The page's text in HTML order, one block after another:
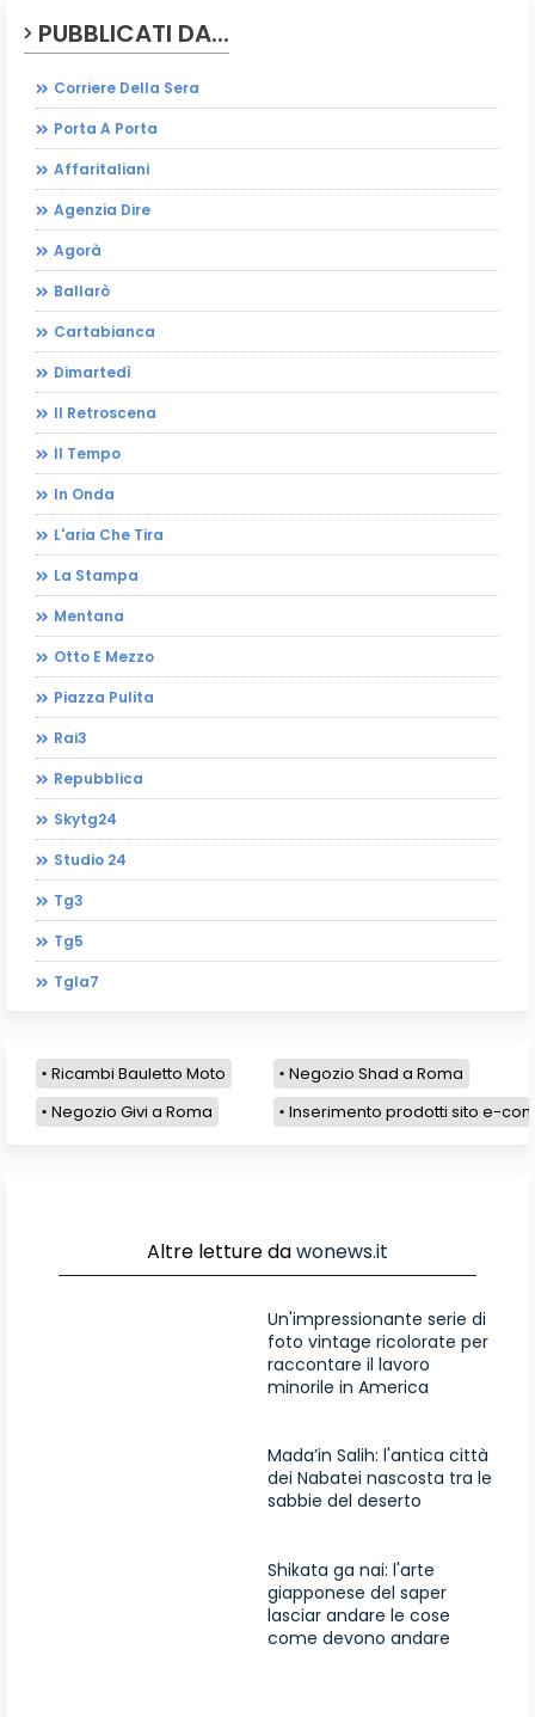
PUBBLICATI DA...
Corriere Della Sera
Porta A Porta
Affaritaliani
Agenzia Dire
Agorà
Ballarò
Cartabianca
Dimartedì
Il Retroscena
Il Tempo
In Onda
L'aria Che Tira
La Stampa
Mentana
Otto E Mezzo
Piazza Pulita
Rai3
Repubblica
Skytg24
Studio 24
Tg3
Tg5
Tgla7
Ricambi Bauletto Moto
Negozio Shad a Roma
Negozio Givi a Roma
Inserimento prodotti sito e-
Altre letture dawonews.it
Un'impressionante serie di
foto vintage ricolorate per
raccontare il lavoro
minorile in America
Mada’in Salih: l'antica città
dei Nabatei nascosta tra le
sabbie del deserto
Shikata ga nai: l'arte
giapponese del saper
lasciar andare le cose
come devono andare